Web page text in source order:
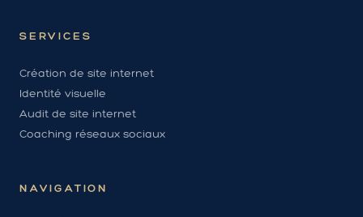
SERVICES
Création de site internet
Identité visuelle
Audit de site internet
Coaching réseaux sociaux
NAVIGATION